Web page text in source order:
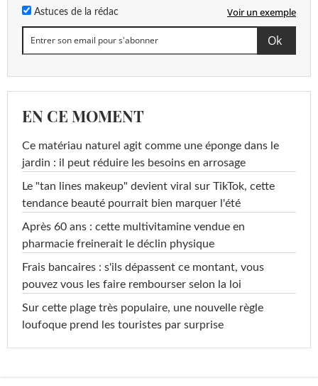
Astuces de la rédac Voir un exemple
EN CE MOMENT
Ce matériau naturel agit comme une éponge dans le
jardin : il peut réduire les besoins en arrosage
Le "tan lines makeup" devient viral sur TikTok, cette
tendance beauté pourrait bien marquer l'été
Après 60 ans : cette multivitamine vendue en
pharmacie freinerait le déclin physique
Frais bancaires : s'ils dépassent ce montant, vous
pouvez vous les faire rembourser selon la loi
Sur cette plage très populaire, une nouvelle règle
loufoque prend les touristes par surprise